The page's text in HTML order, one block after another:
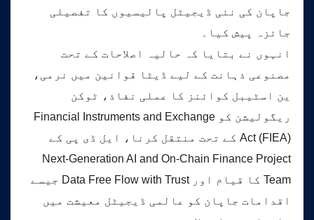
جاپان کی نئی ڈیجیٹل پالیسیوں کا تفصیلی
جائزہ پیش کیا۔
انہوں نے بتایا کہ حالیہ اصلاحات کے تحت
مصنوعی ذہانت کے لیے ڈیٹا قوانین میں نرمی،
ین اسٹیبل کوائنز کا عملی نفاذ، ٹوکن
ریگولیشن کو Financial Instruments and Exchange
Act (FIEA) کے تحت منتقل کرنا، ایل ڈی پی کے
Next-Generation AI and On-Chain Finance Project
Team کا قیام اور Data Free Flow with Trust جیسے
اقدامات جاپان کو عالمی ڈیجیٹل معیشت میں